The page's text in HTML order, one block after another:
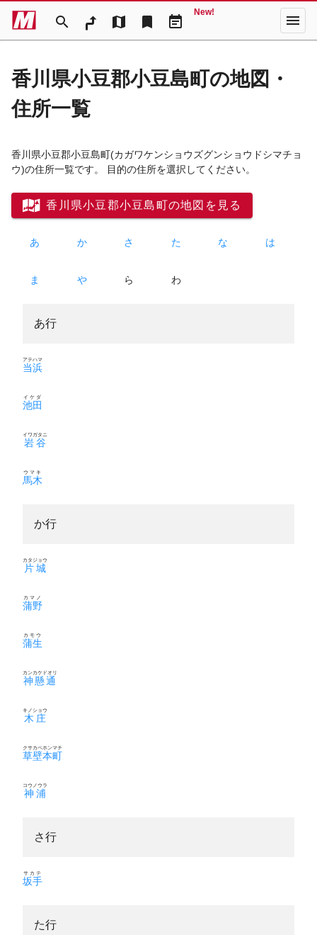
search map bookmark event_note
New! menu
香川県小豆郡小豆島町の地図・
住所一覧
香川県小豆郡小豆島町(カガワケンショウズグンショウドシマチョ
ウ)の住所一覧です。 目的の住所を選択してください。
香川県小豆郡小豆島町の地図を見る
あ か さ た な は
ま や ら わ
あ行
当浜
アテハマ
池田
イケダ
岩谷
イワガタニ
馬木
ウマキ
か行
片城
カタジョウ
蒲野
カマノ
蒲生
カモウ
神懸通
カンカケドオリ
木庄
キノショウ
草壁本町
クサカベホンマチ
神浦
コウノウラ
さ行
坂手
サカテ
た行